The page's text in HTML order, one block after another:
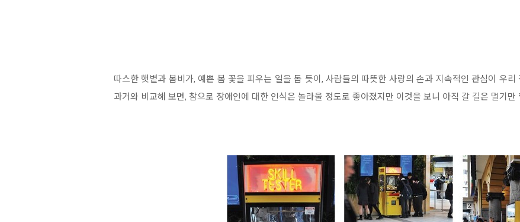
따스한 햇볕과 봄비가, 예쁜 봄 꽃을 피우는 일을 돕 듯이, 사람들의 따뜻한 사랑의 손과 지속적인 관심이 우
과거와 비교해 보면, 참으로 장애인에 대한 인식은 놀라울 정도로 좋아졌지만 이것을 보니 아직 갈 길은 멀기만